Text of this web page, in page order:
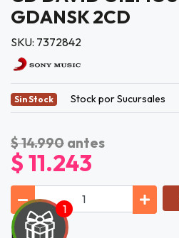
GDANSK 2CD
SKU: 7372842
Sin Stock Stock por Sucursales
$ 14.990 antes
$ 11.243
Lista de Tí